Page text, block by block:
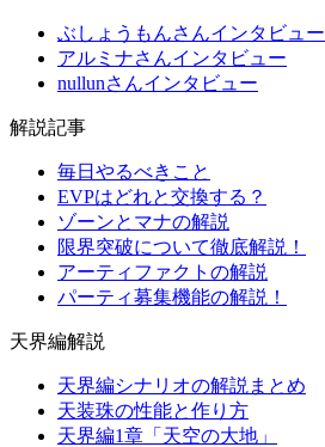
ぶしょうもんさんインタビュー
アルミナさんインタビュー
nullunさんインタビュー
解説記事
毎日やるべきこと
EVPはどれと交換する？
ゾーンとマナの解説
限界突破について徹底解説！
アーティファクトの解説
パーティ募集機能の解説！
天界編解説
天界編シナリオの解説まとめ
天装珠の性能と作り方
天界編1章「天空の大地」